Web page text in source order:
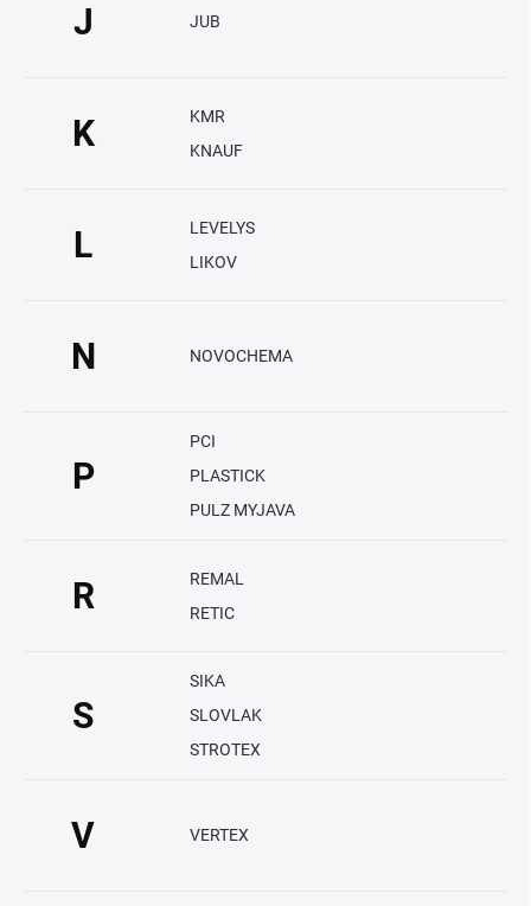
J JUB
K
KMR
KNAUF
L
LEVELYS
LIKOV
N NOVOCHEMA
P
PCI
PLASTICK
PULZ MYJAVA
R
REMAL
RETIC
S
SIKA
SLOVLAK
STROTEX
V VERTEX